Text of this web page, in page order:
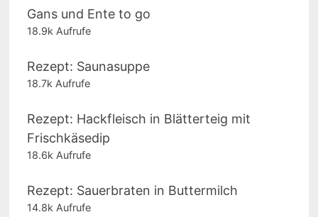
Gans und Ente to go
18.9k Aufrufe
Rezept: Saunasuppe
18.7k Aufrufe
Rezept: Hackfleisch in Blätterteig mit
Frischkäsedip
18.6k Aufrufe
Rezept: Sauerbraten in Buttermilch
14.8k Aufrufe